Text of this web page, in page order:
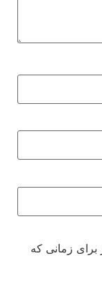
برای زمانی که